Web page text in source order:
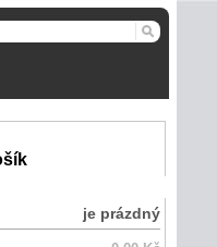
je prázdný